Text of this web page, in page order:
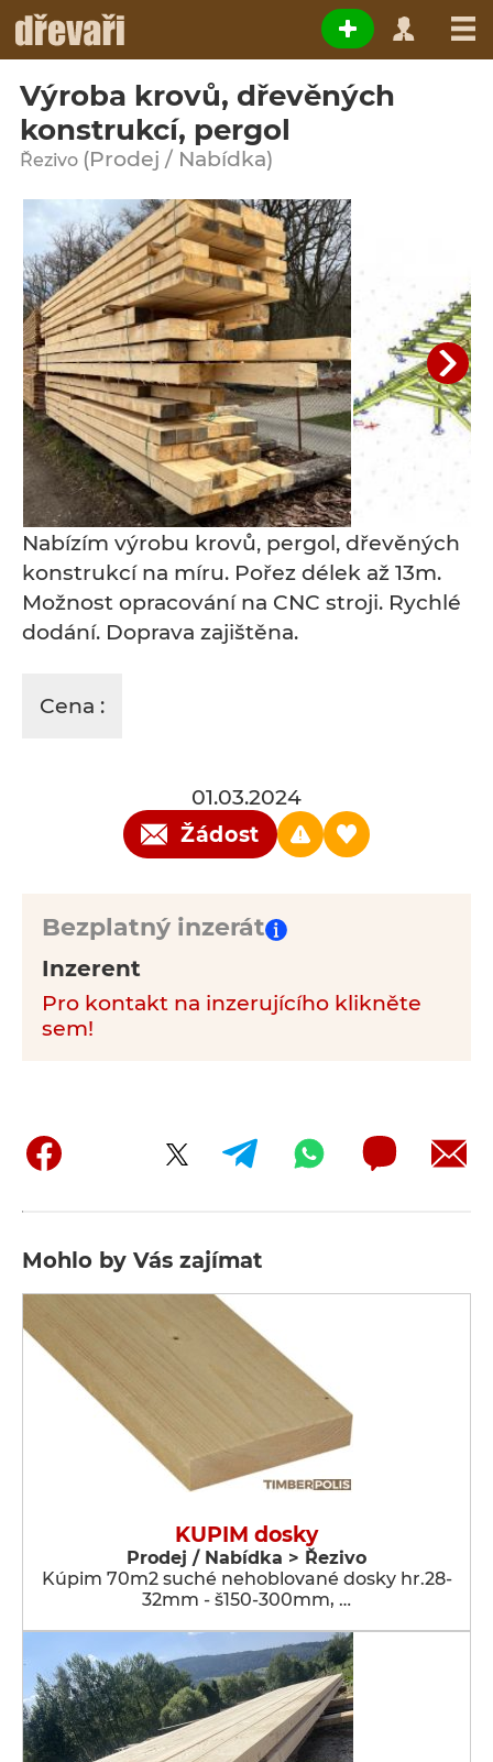
Výroba krovů, dřevěných
konstrukcí, pergol
Řezivo (Prodej / Nabídka)
Nabízím výrobu krovů, pergol, dřevěných
konstrukcí na míru. Pořez délek až 13m.
Možnost opracování na CNC stroji. Rychlé
dodání. Doprava zajištěna.
Cena :
01.03.2024
Žádost
Bezplatný inzerát
Inzerent
Pro kontakt na inzerujícího klikněte
sem!
Mohlo by Vás zajímat
KUPIM dosky
Prodej / Nabídka > Řezivo
Kúpim 70m2 suché nehoblované dosky hr.28-
32mm - š150-300mm, …